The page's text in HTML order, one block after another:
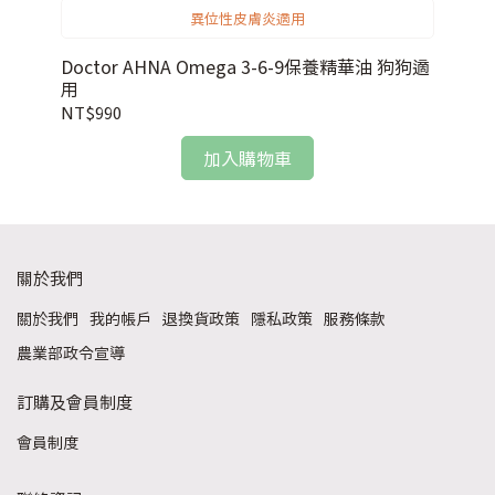
異位性皮膚炎適用
Doctor AHNA Omega 3-6-9保養精華油 狗狗適
用
NT$990
加入購物車
關於我們
關於我們 我的帳戶 退換貨政策 隱私政策 服務條款
農業部政令宣導
訂購及會員制度
會員制度